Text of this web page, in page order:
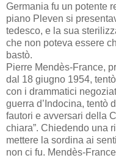
Germania fu un potente
piano Pleven si
tedesco, e la sua
che non poteva essere
bastò.
Pierre Mendès-France,
dal 18 giugno 1954,
con i drammatici
guerra d’Indocina, tentò
fautori e avversari della
chiara”. Chiedendo una
mettere la sordina ai
non ci fu. Mendès-